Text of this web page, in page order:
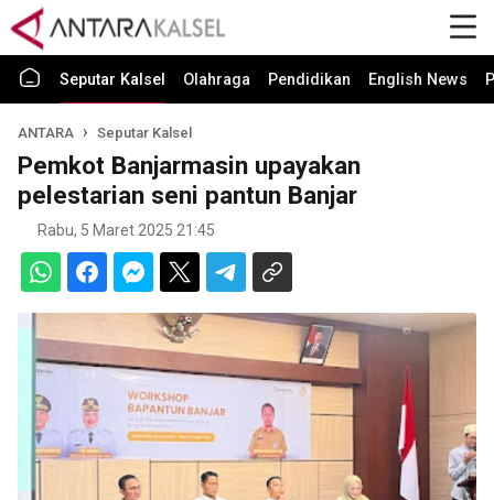
Seputar Kalsel Olahraga Pendidikan English News
ANTARA Seputar Kalsel
Pemkot Banjarmasin upayakan
pelestarian seni pantun Banjar
Rabu, 5 Maret 2025 21:45